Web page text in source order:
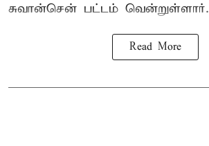
சுவான்சென் பட்டம் வென்றுள்ளார்.
Read More